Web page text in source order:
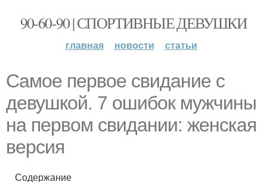
90-60-90 | СПОРТИВНЫЕ ДЕВУШКИ
главная новости статьи
Самое первое свидание с
девушкой. 7 ошибок мужчины
на первом свидании: женская
версия
Содержание